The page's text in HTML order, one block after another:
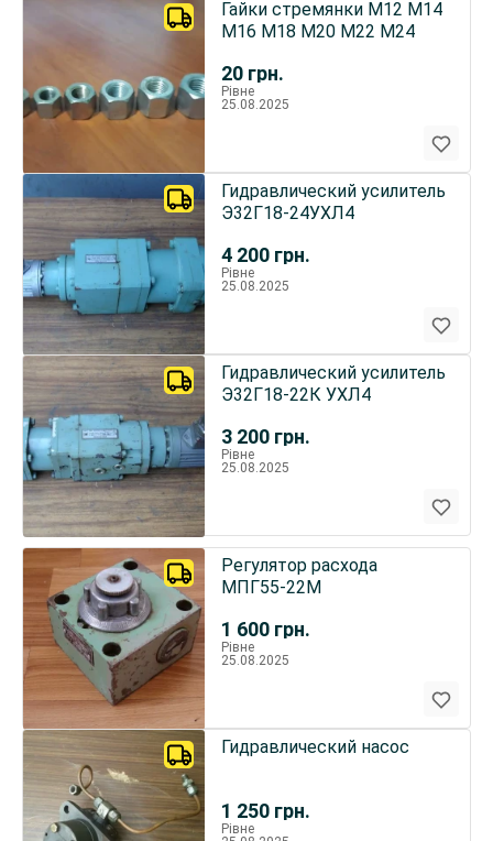
20 грн.
Гайки стремянки М12 М14
М16 М18 М20 М22 М24
Рівне
25.08.2025
4 200 грн.
Гидравлический усилитель
Э32Г18-24УХЛ4
Рівне
25.08.2025
3 200 грн.
Гидравлический усилитель
Э32Г18-22К УХЛ4
Рівне
25.08.2025
1 600 грн.
Регулятор расхода
МПГ55-22М
Рівне
25.08.2025
1 250 грн.
Гидравлический насос
Рівне